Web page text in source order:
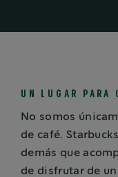
UN LUGAR PARA
No somos
de café. Starbucks
demás que
de disfrutar de